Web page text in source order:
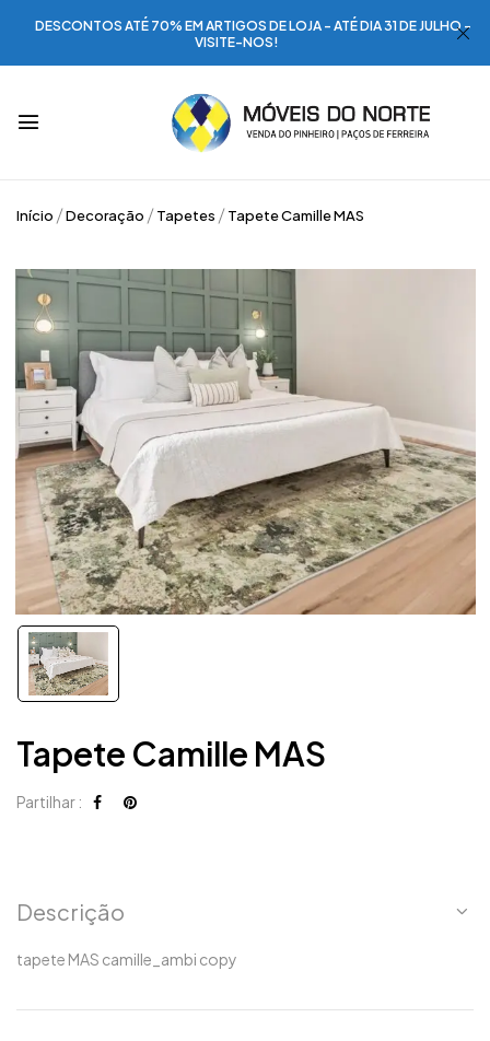
DESCONTOS ATÉ 70% EM ARTIGOS DE LOJA - ATÉ DIA 31 DE JULHO -
VISITE-NOS!
Início Decoração Tapetes Tapete Camille MAS
Tapete Camille MAS
Partilhar :
Descrição
tapete MAS camille_ambi copy